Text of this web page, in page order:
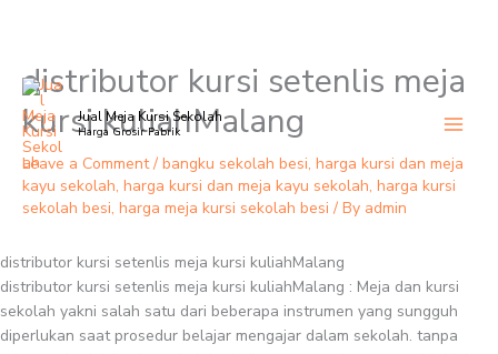
Skip
content
Jual Meja Kursi Sekolah
Harga Grosir Pabrik
distributor kursi setenlis meja
kursi kuliahMalang
Leave a Comment / bangku sekolah besi, harga kursi dan meja
kayu sekolah, harga kursi dan meja kayu sekolah, harga kursi
sekolah besi, harga meja kursi sekolah besi / By admin
distributor kursi setenlis meja kursi kuliahMalang
distributor kursi setenlis meja kursi kuliahMalang : Meja dan kursi
sekolah yakni salah satu dari beberapa instrumen yang sungguh
diperlukan saat prosedur belajar mengajar dalam sekolah. tanpa